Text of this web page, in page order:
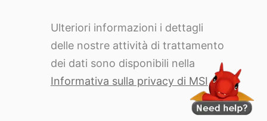
Ulteriori informazioni i dettagli
delle nostre attività di trattamento
dei dati sono disponibili nella
Informativa sulla privacy di MSI